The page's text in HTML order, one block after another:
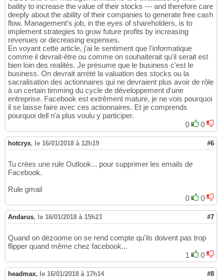
baility to increase the value of their stocks --- and therefore care
deeply about the ability of their companies to generate free cash
flow. Management's job, in the eyes of shareholders, is to
implement strategies to grow future profits by increasing
revenues or decreasing expenses.
En voyant cette article, j'ai le sentiment que l'informatique
comme il devrait-être ou comme on souhaiterait qu'il serait est
bien loin des realités. Je présume que le business c'est le
business. On devrait arrété la valuation des stocks ou la
sacralisation des actionnaires qui ne devraient plus avoir de rôle
à un certain timming du cycle de développement d'une
entreprise. Facebook est extrêment mature, je ne vois pourquoi
il se laisse faire avec ces actionnaires. Et je comprends
pourquoi dell n'a plus voulu y participer.
0
0
hotcryx, le 16/01/2018 à 12h19 #6
Tu crées une rule Outlook... pour supprimer les emails de
Facebook.
Rule gmail
0
0
Andarus, le 16/01/2018 à 15h23 #7
Quand on dézoome on se rend compte qu'ils doivent pas trop
flipper quand même chez facebook...
1
0
headmax, le 16/01/2018 à 17h14 #8